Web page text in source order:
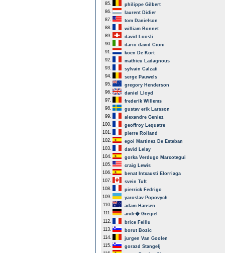
85.
philippe Gilbert
86.
laurent Didier
87.
tom Danielson
88.
william Bonnet
89.
david Loosli
90.
dario david Cioni
91.
koen De Kort
92.
mathieu Ladagnous
93.
sylvain Calzati
94.
serge Pauwels
95.
gregory Henderson
96.
daniel Lloyd
97.
frederik Willems
98.
gustav erik Larsson
99.
alexandre Geniez
100.
geoffroy Lequatre
101.
pierre Rolland
102.
egoi Martinez De Esteban
103.
david Lelay
104.
gorka Verdugo Marcotegui
105.
craig Lewis
106.
benat Intxausti Elorriaga
107.
svein Tuft
108.
pierrick Fedrigo
109.
yaroslav Popovych
110.
adam Hansen
111.
andr� Greipel
112.
brice Feillu
113.
borut Bozic
114.
jurgen Van Goolen
115.
gorazd Stangelj